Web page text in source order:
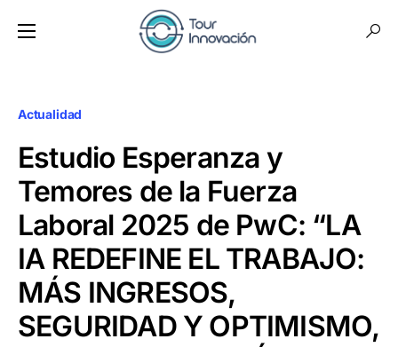
Actualidad
Estudio Esperanza y
Temores de la Fuerza
Laboral 2025 de PwC: “LA
IA REDEFINE EL TRABAJO:
MÁS INGRESOS,
SEGURIDAD Y OPTIMISMO,